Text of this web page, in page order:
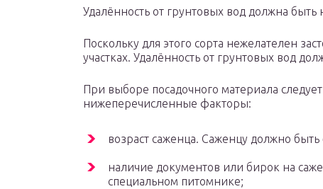
Удалённость от грунтовых вод должна
Поскольку для этого сорта нежелателен
участках. Удалённость от грунтовых вод
При выборе посадочного материала
нижеперечисленные факторы:
возраст саженца. Саженцу должно быть
наличие документов или бирок на
специальном питомнике;